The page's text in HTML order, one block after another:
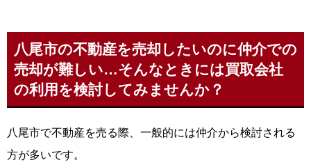
八尾市の不動産を売却したいのに仲介での
売却が難しい…そんなときには買取会社
の利用を検討してみませんか？
八尾市で不動産を売る際、一般的には仲介から検討される
方が多いです。